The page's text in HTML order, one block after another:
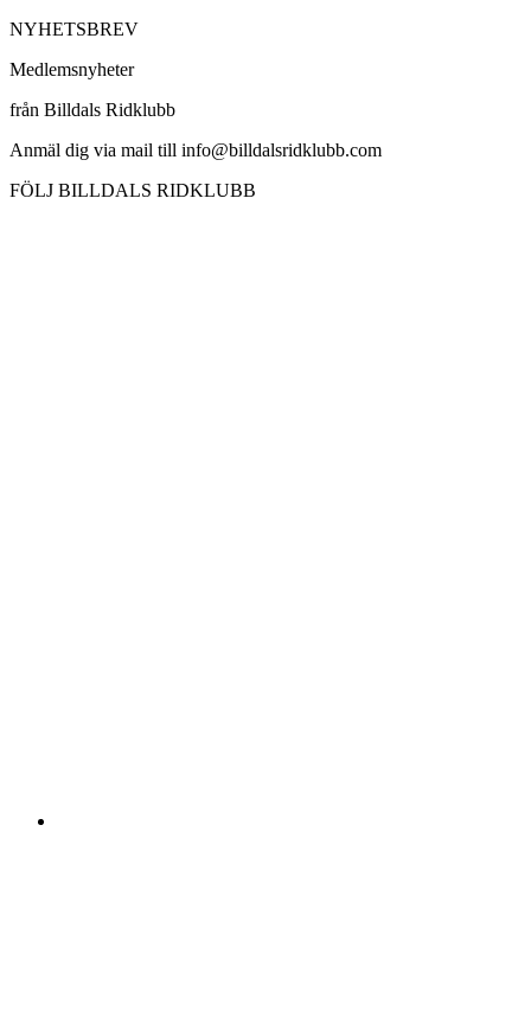
NYHETSBREV
Medlemsnyheter
från Billdals Ridklubb
Anmäl dig via mail till info@billdalsridklubb.com
FÖLJ BILLDALS RIDKLUBB